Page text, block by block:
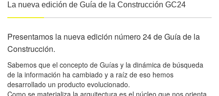
La nueva edición de Guía de la Construcción GC24
Presentamos la nueva edición número 24 de Guía de la
Construcción.
Sabemos que el concepto de Guías y la dinámica de búsqueda
de la información ha cambiado y a raíz de eso hemos
desarrollado un producto evolucionado.